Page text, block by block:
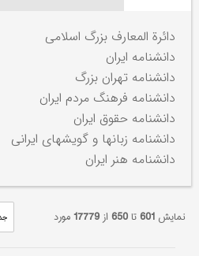
دائرة المعارف بزرگ اسلامی
دانشنامه ایران
دانشنامه تهران بزرگ
دانشنامه فرهنگ مردم ایران
دانشنامه حقوق ایران
دانشنامه زبانها و گویشهای ایرانی
دانشنامه هنر ایران
نمایش 601تا650 از17779مورد